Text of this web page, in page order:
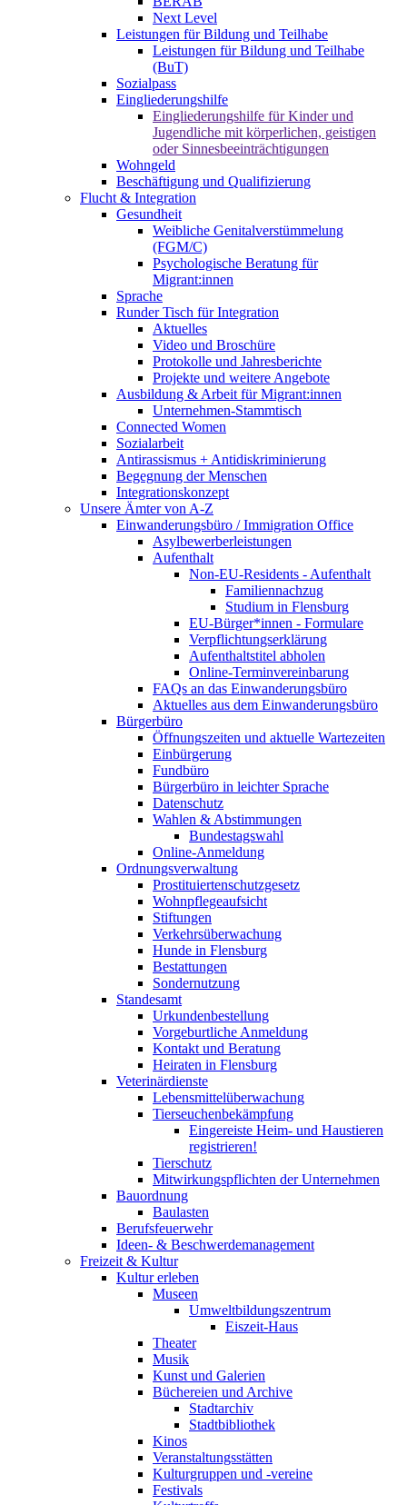
Next Level
Leistungen für Bildung und Teilhabe
Leistungen für Bildung und Teilhabe
(BuT)
Sozialpass
Eingliederungshilfe
Eingliederungshilfe für Kinder und
Jugendliche mit körperlichen, geistigen
oder Sinnesbeeinträchtigungen
Wohngeld
Beschäftigung und Qualifizierung
Flucht & Integration
Gesundheit
Weibliche Genitalverstümmelung
(FGM/C)
Psychologische Beratung für
Migrant:innen
Sprache
Runder Tisch für Integration
Aktuelles
Video und Broschüre
Protokolle und Jahresberichte
Projekte und weitere Angebote
Ausbildung & Arbeit für Migrant:innen
Unternehmen-Stammtisch
Connected Women
Sozialarbeit
Antirassismus + Antidiskriminierung
Begegnung der Menschen
Integrationskonzept
Unsere Ämter von A-Z
Einwanderungsbüro / Immigration Office
Asylbewerberleistungen
Aufenthalt
Non-EU-Residents - Aufenthalt
Familiennachzug
Studium in Flensburg
EU-Bürger*innen - Formulare
Verpflichtungserklärung
Aufenthaltstitel abholen
Online-Terminvereinbarung
FAQs an das Einwanderungsbüro
Aktuelles aus dem Einwanderungsbüro
Bürgerbüro
Öffnungszeiten und aktuelle Wartezeiten
Einbürgerung
Fundbüro
Bürgerbüro in leichter Sprache
Datenschutz
Wahlen & Abstimmungen
Bundestagswahl
Online-Anmeldung
Ordnungsverwaltung
Prostituiertenschutzgesetz
Wohnpflegeaufsicht
Stiftungen
Verkehrsüberwachung
Hunde in Flensburg
Bestattungen
Sondernutzung
Standesamt
Urkundenbestellung
Vorgeburtliche Anmeldung
Kontakt und Beratung
Heiraten in Flensburg
Veterinärdienste
Lebensmittelüberwachung
Tierseuchenbekämpfung
Eingereiste Heim- und Haustieren
registrieren!
Tierschutz
Mitwirkungspflichten der Unternehmen
Bauordnung
Baulasten
Berufsfeuerwehr
Ideen- & Beschwerdemanagement
Freizeit & Kultur
Kultur erleben
Museen
Umweltbildungszentrum
Eiszeit-Haus
Theater
Musik
Kunst und Galerien
Büchereien und Archive
Stadtarchiv
Stadtbibliothek
Kinos
Veranstaltungsstätten
Kulturgruppen und -vereine
Festivals